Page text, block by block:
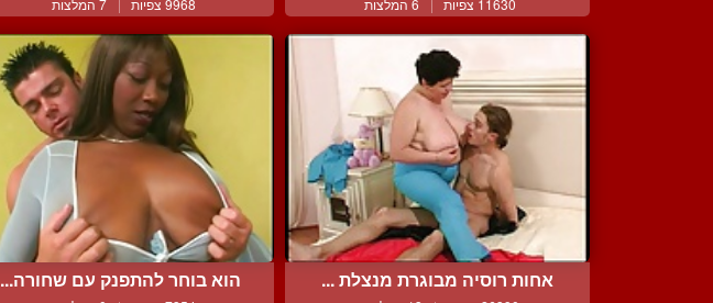
אחות רוסיה מבוגרת מנצלת ... הוא בוחר להתפנק עם שחורה...